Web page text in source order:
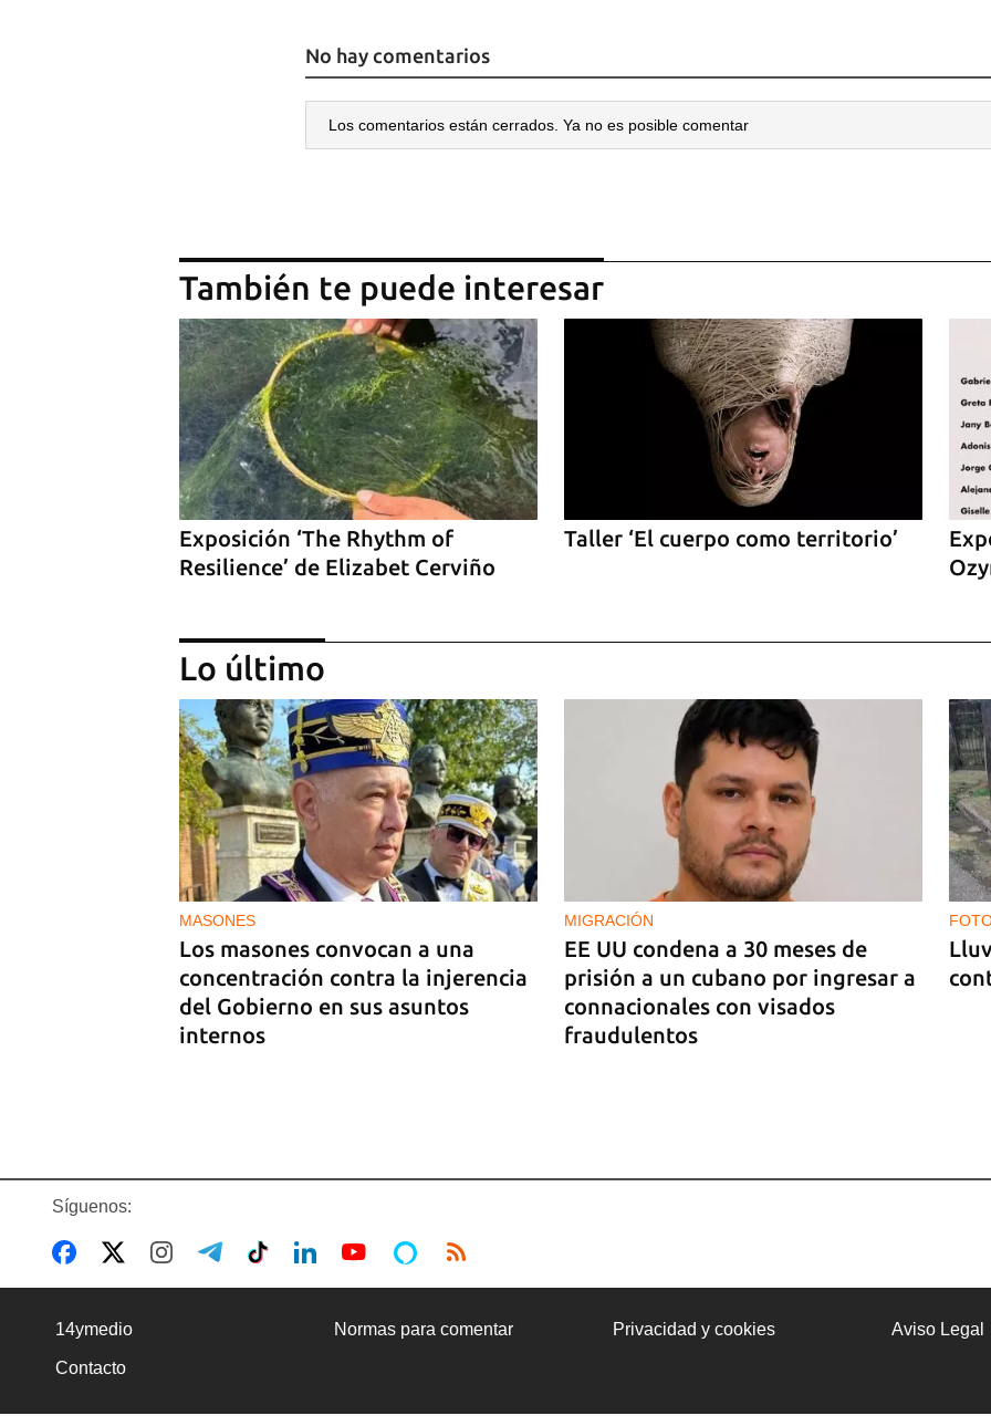
No hay comentarios
Los comentarios están cerrados. Ya no es posible comentar
También te puede interesar
Exposición ‘The Rhythm of
Resilience’ de Elizabet Cerviño
Taller ‘El cuerpo como territorio’
‘Sensación Azul’, de Reynerio
Tamayo
Lo último
MASONES
Los masones convocan a una
concentración contra la injerencia
del Gobierno en sus asuntos
internos
MIGRACIÓN
EE UU condena a 30 meses de
prisión a un cubano por ingresar a
connacionales con visados
fraudulentos
La Cuevita, el verdadero mercado
Síguenos:
14ymedio Normas para comentar Privacidad y cookies Aviso Legal
Contacto